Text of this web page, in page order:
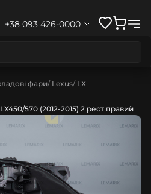
+38 093 426-0000
фари Lexus LX
570 (2012-2015) 2 рест правий